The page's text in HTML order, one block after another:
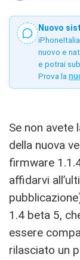
Nuovo
nuovo e
e potrai
Prova la
Se non avete
della nuova
firmware
affidarvi
1.4 beta 5,
essere
rilasciato un